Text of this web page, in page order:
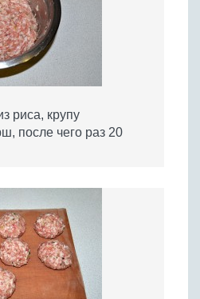
риса, крупу
после чего раз 20